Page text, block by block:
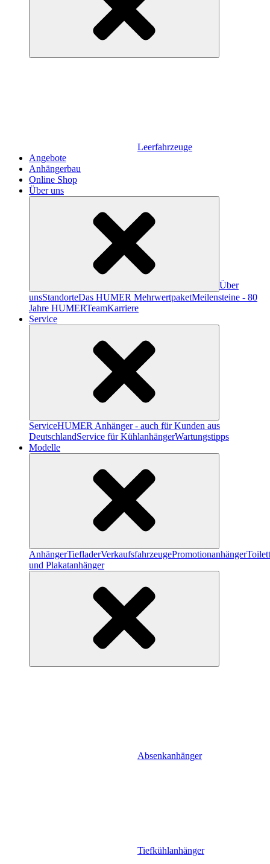
Leerfahrzeuge
Angebote
Anhängerbau
Online Shop
Über uns
Über
unsStandorteDas HUMER MehrwertpaketMeilensteine - 80
Jahre HUMERTeamKarriere
Service
ServiceHUMER Anhänger - auch für Kunden aus
DeutschlandService für KühlanhängerWartungstipps
Modelle
AnhängerTiefladerVerkaufsfahrzeugePromotionanhänger
und Plakatanhänger
Absenkanhänger
Tiefkühlanhänger